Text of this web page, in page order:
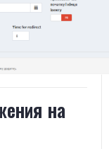
на